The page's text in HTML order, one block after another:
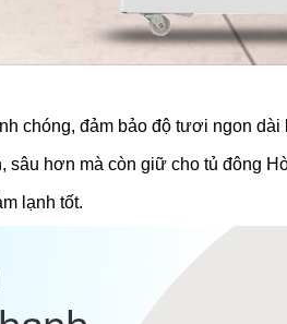
chóng, đảm bảo độ tươi ngon dài
hơn mà còn giữ cho tủ đông
lạnh tốt.